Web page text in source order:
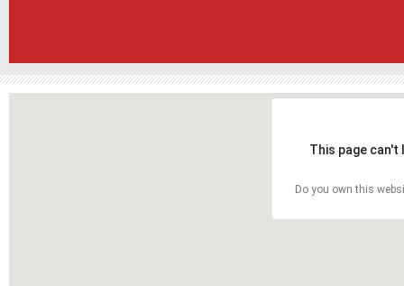
This page
Do you own this